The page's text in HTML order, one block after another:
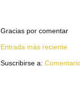
Gracias por comentar
Entrada más reciente
Suscribirse a: